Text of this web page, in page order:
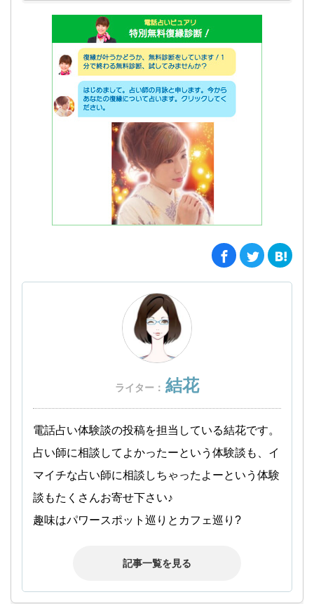
ライター： 結花
電話占い体験談の投稿を担当している結花です。
占い師に相談してよかったーという体験談も、イ
マイチな占い師に相談しちゃったよーという体験
談もたくさんお寄せ下さい♪
趣味はパワースポット巡りとカフェ巡り?
記事一覧を見る